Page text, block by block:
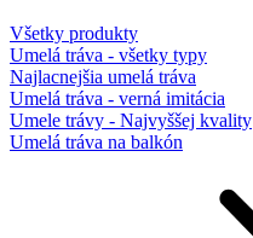
Všetky produkty
Umelá tráva - všetky typy
Najlacnejšia umelá tráva
Umelá tráva - verná imitácia
Umele trávy - Najvyššej kvality
Umelá tráva na balkón